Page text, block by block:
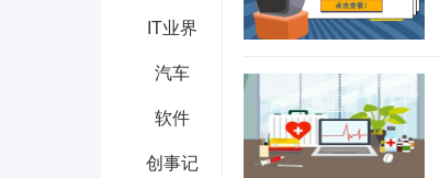
IT业界
汽车
软件
创事记